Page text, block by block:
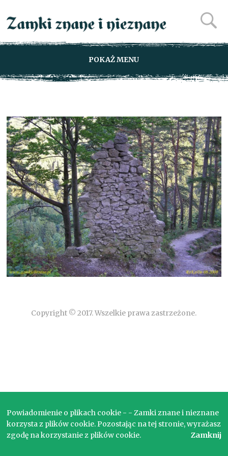
POKAŻ MENU
Copyright © 2017. Wszelkie prawa zastrzeżone.
Powiadomienie o plikach cookie - - Zamki znane i nieznane
korzysta z plików cookie. Pozostając na tej stronie, wyrażasz
zgodę na korzystanie z plików cookie.
Zamknij